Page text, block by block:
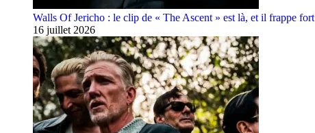
Walls Of Jericho : le clip de « The Ascent » est là, et il frappe fort
16 juillet 2026